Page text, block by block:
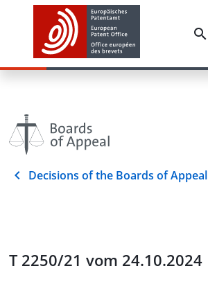
Decisions of the Boards of Appeal
T 2250/21 vom 24.10.2024